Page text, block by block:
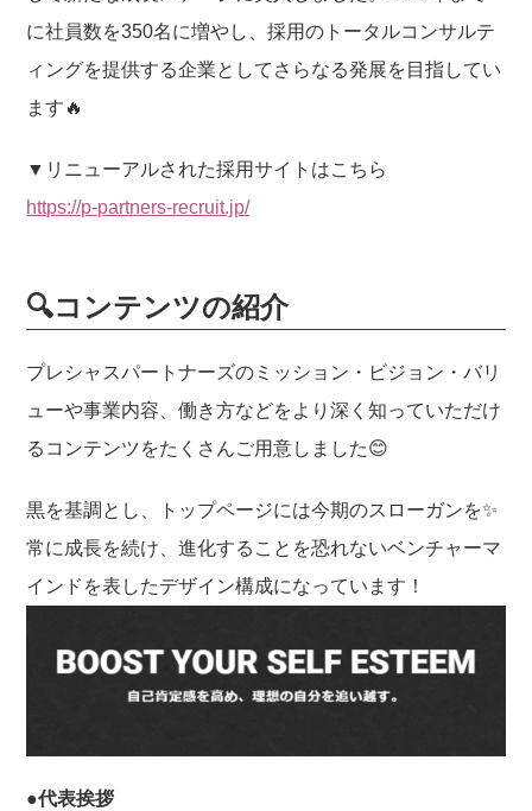
に社員数を350名に増やし、採用のトータルコンサルテ
ィングを提供する企業としてさらなる発展を目指してい
ます🔥
▼リニューアルされた採用サイトはこちら
https://p-partners-recruit.jp/
🔍コンテンツの紹介
プレシャスパートナーズのミッション・ビジョン・バリ
ューや事業内容、働き方などをより深く知っていただけ
るコンテンツをたくさんご用意しました😊
黒を基調とし、トップページには今期のスローガンを✨
常に成長を続け、進化することを恐れないベンチャーマ
インドを表したデザイン構成になっています！
●代表挨拶